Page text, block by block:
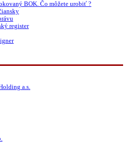
BOK. Čo môžete urobiť ?
register
a.s.